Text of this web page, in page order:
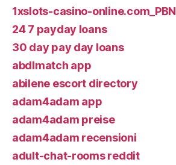
1xslots-casino-online.com_PBN
24 7 payday loans
30 day pay day loans
abdlmatch app
abilene escort directory
adam4adam app
adam4adam preise
adam4adam recensioni
adult-chat-rooms reddit